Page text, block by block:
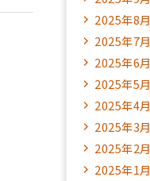
2025年8月
2025年7月
2025年6月
2025年5月
2025年4月
2025年3月
2025年2月
2025年1月